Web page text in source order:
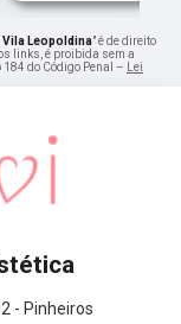
Vila Leopoldina" é de direito
links, é proibida sem a
do Código Penal –
Lei
- Pinheiros